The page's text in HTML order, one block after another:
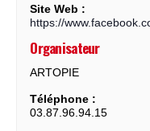
Site Web :
https://
Organisateur
ARTOPIE
Téléphone :
03.87.96.94.15